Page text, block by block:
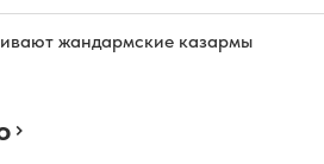
жандармские казармы